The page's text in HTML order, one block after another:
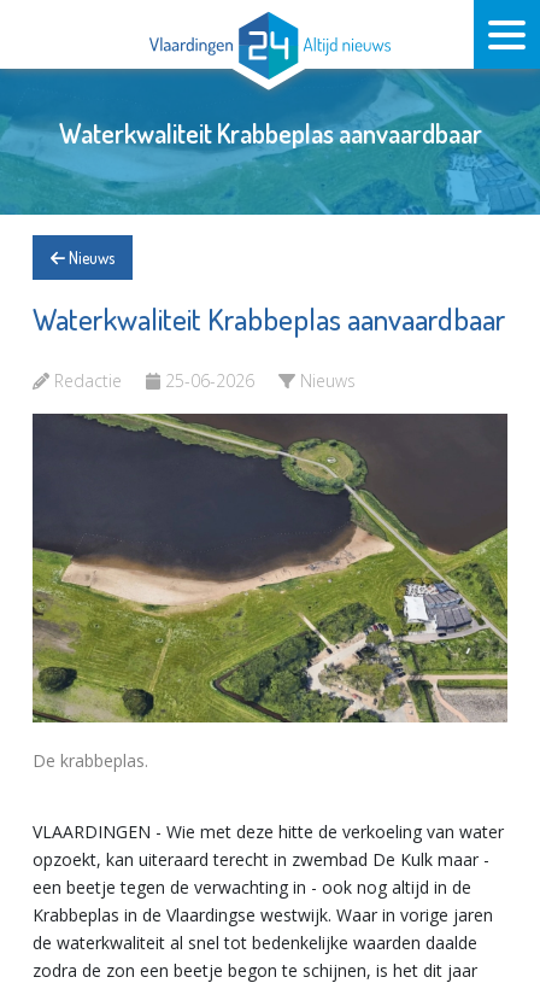
Waterkwaliteit Krabbeplas aanvaardbaar
Nieuws
Waterkwaliteit Krabbeplas aanvaardbaar
Redactie 25-06-2026 Nieuws
De krabbeplas.
VLAARDINGEN - Wie met deze hitte de verkoeling van water
opzoekt, kan uiteraard terecht in zwembad De Kulk maar -
een beetje tegen de verwachting in - ook nog altijd in de
Krabbeplas in de Vlaardingse westwijk. Waar in vorige jaren
de waterkwaliteit al snel tot bedenkelijke waarden daalde
zodra de zon een beetje begon te schijnen, is het dit jaar